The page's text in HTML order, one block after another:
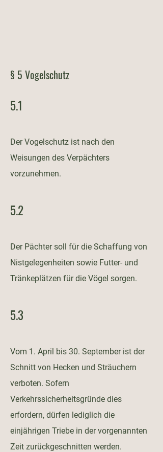
§ 5 Vogelschutz
5.1
Der Vogelschutz ist nach den
Weisungen des Verpächters
vorzunehmen.
5.2
Der Pächter soll für die Schaffung von
Nistgelegenheiten sowie Futter- und
Tränkeplätzen für die Vögel sorgen.
5.3
Vom 1. April bis 30. September ist der
Schnitt von Hecken und Sträuchern
verboten. Sofern
Verkehrssicherheitsgründe dies
erfordern, dürfen lediglich die
einjährigen Triebe in der vorgenannten
Zeit zurückgeschnitten werden.